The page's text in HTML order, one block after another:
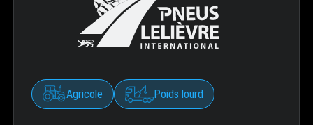
Agricole Poids lourd